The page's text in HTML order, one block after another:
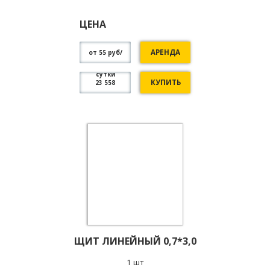
ЦЕНА
от 55 руб/
сутки
АРЕНДА
23 558 КУПИТЬ
ЩИТ ЛИНЕЙНЫЙ 0,7*3,0
1 шт